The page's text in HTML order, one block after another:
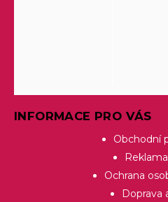
INFORMACE PRO VÁS
Obchodní
Ochrana
Doprava